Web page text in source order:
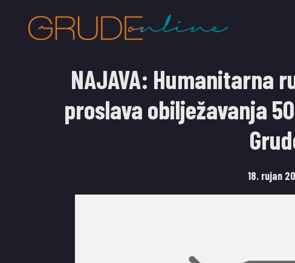
NAJAVA: Humanitarna
proslava obilježavanja
18. rujan